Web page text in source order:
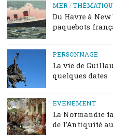
MER /
Du Havre à New
paquebots
PERSONNAGE
La vie de
quelques dates
EVÉNEMENT
La Normandie
de l’Antiquité